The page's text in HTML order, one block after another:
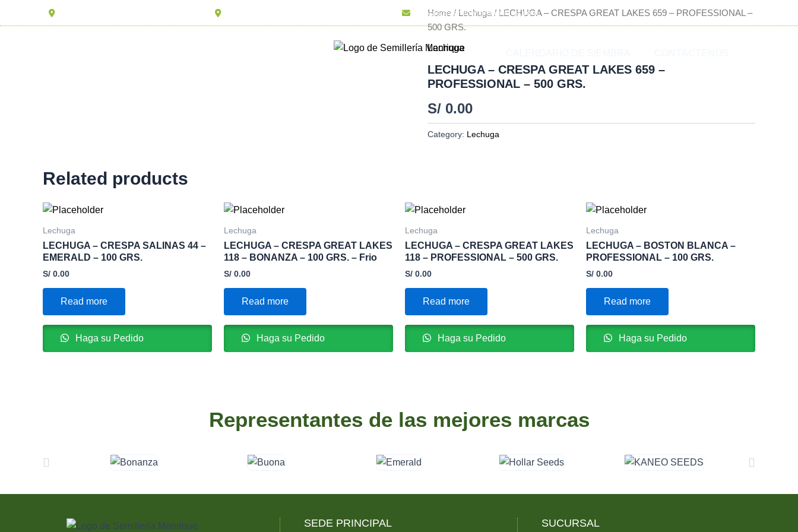
ventas@semilleriamanrique.com
Home / Lechuga / LECHUGA – CRESPA GREAT LAKES 659 – PROFESSIONAL –
500 GRS.
Lechuga
LECHUGA – CRESPA GREAT LAKES 659 –
PROFESSIONAL – 500 GRS.
S/ 0.00
Category: Lechuga
Related products
Lechuga
LECHUGA – CRESPA SALINAS 44 –
EMERALD – 100 GRS.
S/ 0.00
Read more
Haga su Pedido
Lechuga
LECHUGA – CRESPA GREAT LAKES
118 – BONANZA – 100 GRS. – Frio
S/ 0.00
Read more
Haga su Pedido
Lechuga
LECHUGA – CRESPA GREAT LAKES
118 – PROFESSIONAL – 500 GRS.
S/ 0.00
Read more
Haga su Pedido
Lechuga
LECHUGA – BOSTON BLANCA –
PROFESSIONAL – 100 GRS.
S/ 0.00
Read more
Haga su Pedido
Representantes de las mejores marcas
SEDE PRINCIPAL SUCURSAL